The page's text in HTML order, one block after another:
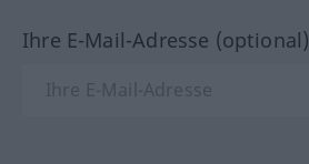
Ihre E-Mail-Adresse (optional)